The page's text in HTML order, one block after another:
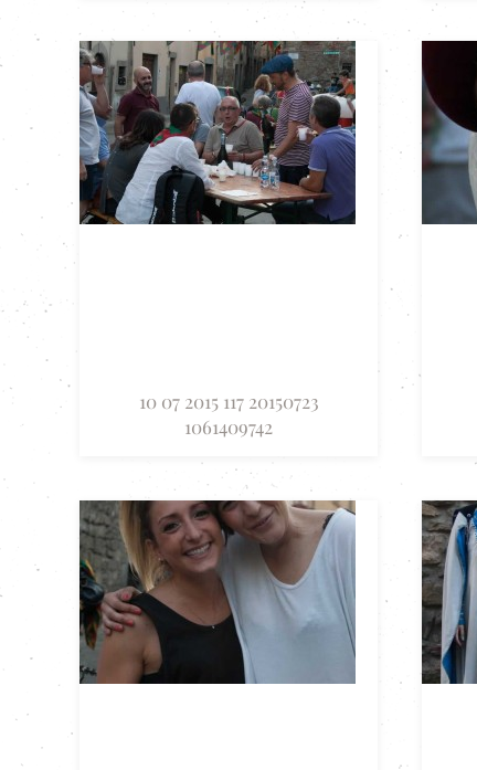
10 07 2015 117 20150723
1061409742